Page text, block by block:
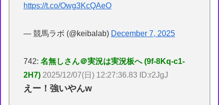
https://t.co/Owg3KcQAeO
— 競馬ラボ (@keibalab) December 7, 2025
742:名無しさん＠実況は実況板へ (9f-8Kq-c1-
2H7) 2025/12/07(日) 12:27:36.83 ID:r2JgJ
えー！強いやんw